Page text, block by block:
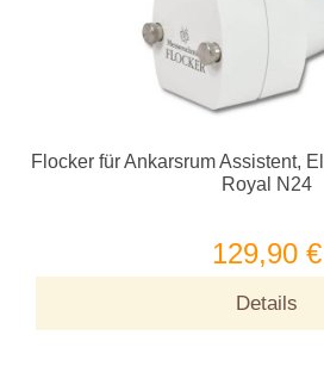
Flocker für Ankarsrum Assistent,
Royal N24
129,90 €
Details